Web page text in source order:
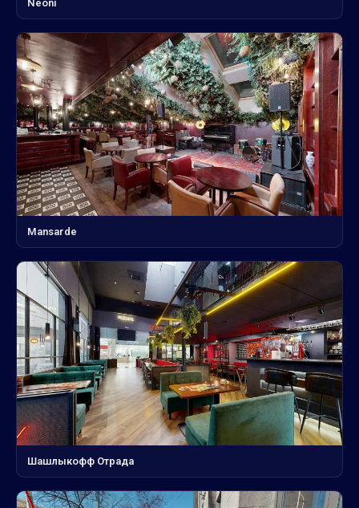
Neoni
Mansarde
Шашлыкофф Отрада